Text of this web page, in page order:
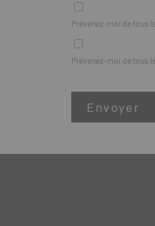
Prévenez-moi de tous
Prévenez-moi de tous